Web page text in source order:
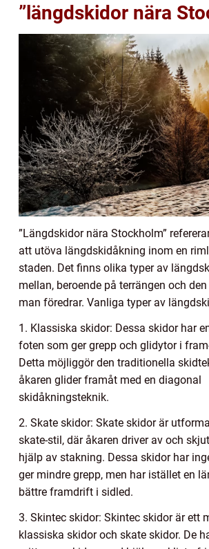
”längdskidor nära
”Längdskidor nära Stockholm”
att utöva längdskidåkning inom en
staden. Det finns olika typer av
mellan, beroende på terrängen och
man föredrar. Vanliga typer av
1. Klassiska skidor: Dessa skidor har
foten som ger grepp och glidytor i
Detta möjliggör den traditionella
åkaren glider framåt med en diagonal
skidåkningsteknik.
2. Skate skidor: Skate skidor är
skate-stil, där åkaren driver av och
hjälp av stakning. Dessa skidor har
ger mindre grepp, men har istället en
bättre framdrift i sidled.
3. Skintec skidor: Skintec skidor är ett
klassiska skidor och skate skidor. De